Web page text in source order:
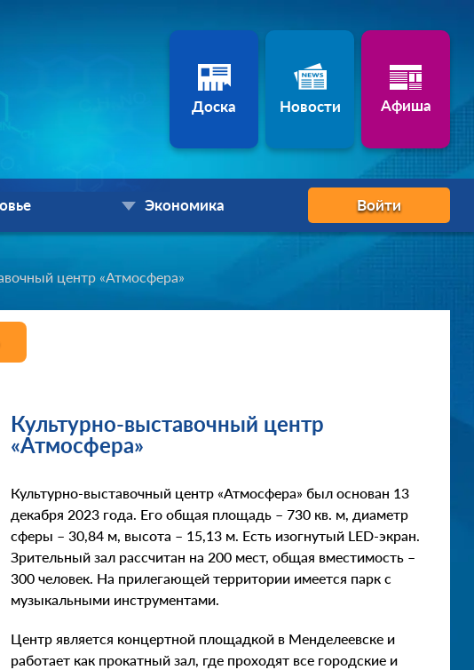
Доска Новости Афиша
Экономика Войти
центр «Атмосфера»
Культурно-выставочный центр
«Атмосфера»
Культурно-выставочный центр «Атмосфера» был основан 13
декабря 2023 года. Его общая площадь – 730 кв. м, диаметр
сферы – 30,84 м, высота – 15,13 м. Есть изогнутый LED-экран.
Зрительный зал рассчитан на 200 мест, общая вместимость –
300 человек. На прилегающей территории имеется парк с
музыкальными инструментами.
Центр является концертной площадкой в Менделеевске и
работает как прокатный зал, где проходят все городские и